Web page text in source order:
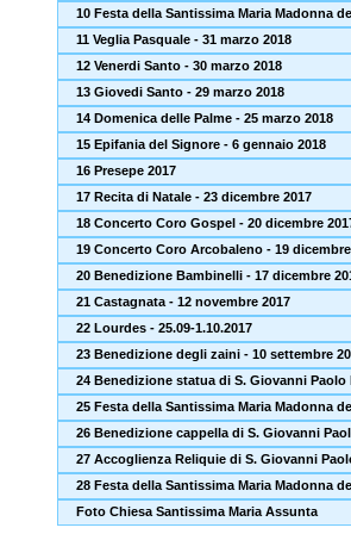
10 Festa della Santissima Maria Madonna
11 Veglia Pasquale - 31 marzo 2018
12 Venerdi Santo - 30 marzo 2018
13 Giovedi Santo - 29 marzo 2018
14 Domenica delle Palme - 25 marzo 2018
15 Epifania del Signore - 6 gennaio 2018
16 Presepe 2017
17 Recita di Natale - 23 dicembre 2017
18 Concerto Coro Gospel - 20 dicembre
19 Concerto Coro Arcobaleno - 19 dicembre
20 Benedizione Bambinelli - 17 dicembre
21 Castagnata - 12 novembre 2017
22 Lourdes - 25.09-1.10.2017
23 Benedizione degli zaini - 10 settembre
24 Benedizione statua di S. Giovanni Paolo
25 Festa della Santissima Maria Madonna
26 Benedizione cappella di S. Giovanni
27 Accoglienza Reliquie di S. Giovanni
28 Festa della Santissima Maria Madonna
Foto Chiesa Santissima Maria Assunta